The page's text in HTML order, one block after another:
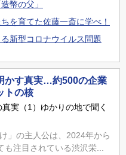
幣の父」
を育てた佐藤一斎に学べ！
新型コロナウイルス問題
かす真実…約500の企業
トの核
実（1）ゆかりの地で聞く
」の主人公は、2024年から
注目されている渋沢栄...